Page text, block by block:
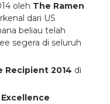
oleh The Ramen
dari US
beliau telah
segera di seluruh
Recipient 2014 di